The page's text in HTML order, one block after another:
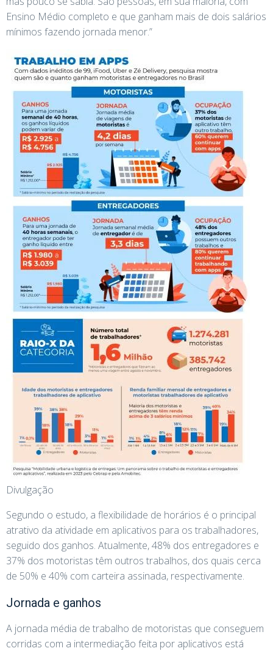
Ensino Médio completo e que ganham mais de dois salários
mínimos fazendo jornada menor.”
Divulgação
Segundo o estudo, a flexibilidade de horários é o principal
atrativo da atividade em aplicativos para os trabalhadores,
seguido dos ganhos. Atualmente, 48% dos entregadores e
37% dos motoristas têm outros trabalhos, dos quais cerca
de 50% e 40% com carteira assinada, respectivamente.
Jornada e ganhos
A jornada média de trabalho de motoristas que conseguem
corridas com a intermediação feita por aplicativos está